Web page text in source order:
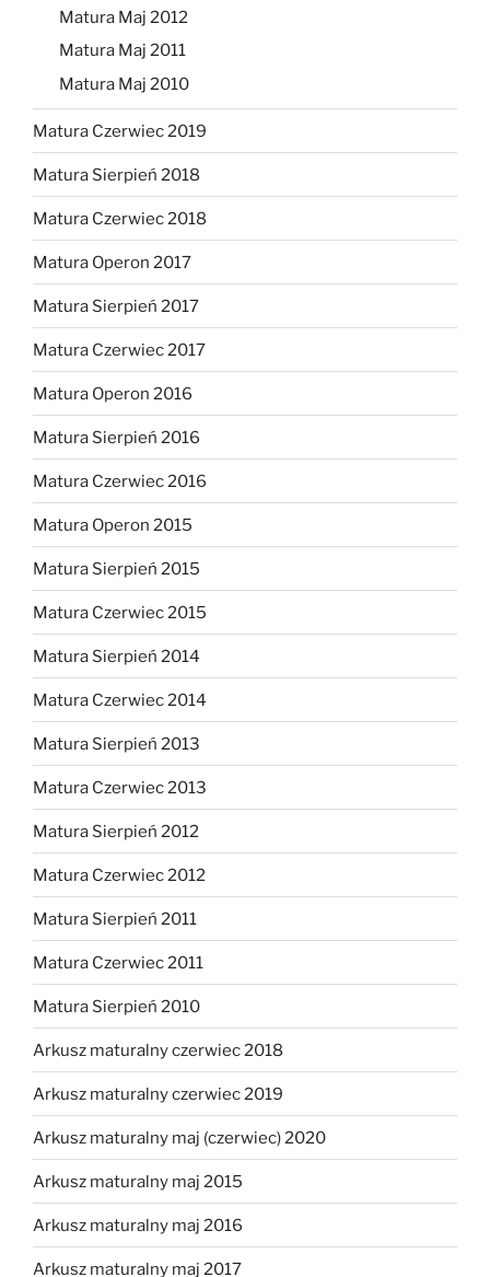
Matura Maj 2012
Matura Maj 2011
Matura Maj 2010
Matura Czerwiec 2019
Matura Sierpień 2018
Matura Czerwiec 2018
Matura Operon 2017
Matura Sierpień 2017
Matura Czerwiec 2017
Matura Operon 2016
Matura Sierpień 2016
Matura Czerwiec 2016
Matura Operon 2015
Matura Sierpień 2015
Matura Czerwiec 2015
Matura Sierpień 2014
Matura Czerwiec 2014
Matura Sierpień 2013
Matura Czerwiec 2013
Matura Sierpień 2012
Matura Czerwiec 2012
Matura Sierpień 2011
Matura Czerwiec 2011
Matura Sierpień 2010
Arkusz maturalny czerwiec 2018
Arkusz maturalny czerwiec 2019
Arkusz maturalny maj (czerwiec) 2020
Arkusz maturalny maj 2015
Arkusz maturalny maj 2016
Arkusz maturalny maj 2017